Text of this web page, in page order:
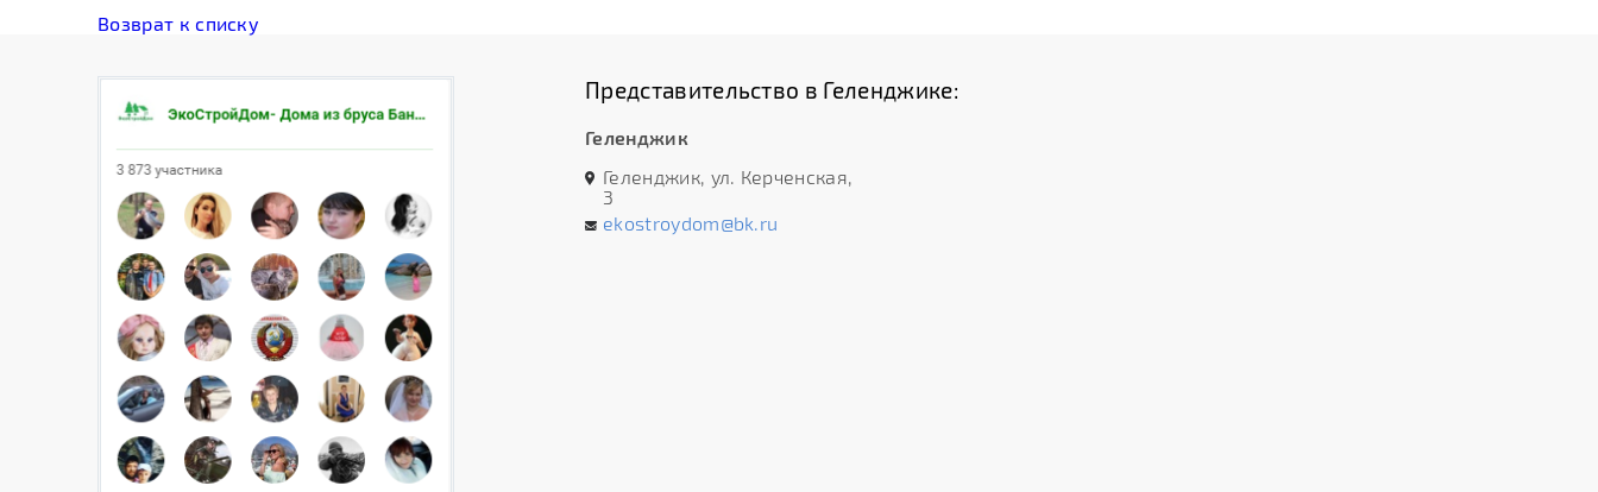
Возврат к списку
Представительство в Геленджике:
Геленджик
Геленджик, ул. Керченская,
3
ekostroydom@bk.ru